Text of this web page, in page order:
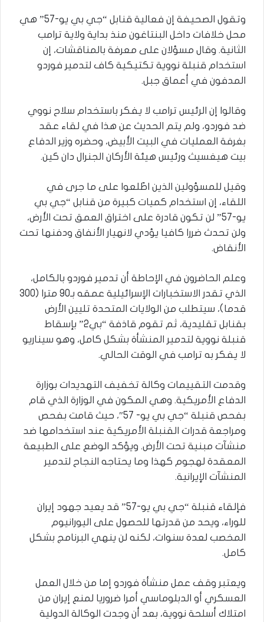
وتقول الصحيفة إن فعالية قنابل “جي بي يو-57” هي
محل خلافات داخل البنتاغون منذ بداية ولاية ترامب
الثانية. وقال مسؤلان على معرفة بالمناقشات، إن
استخدام قنبلة نووية تكتيكية كاف لتدمير فوردو
المدفون في أعماق جبل.
وقالوا إن الرئيس ترامب لا يفكر باستخدام سلاح نووي
ضد فوردو، ولم يتم الحديث عن هذا في لقاء عقد
بغرفة العمليات في البيت الأبيض، وحضره وزير الدفاع
بيت هيغسيث ورئيس هيئة الأركان الجنرال دان كين.
وقيل للمسؤولين الذين اطّلعوا على ما جرى في
اللقاء، إن استخدام كميات كبيرة من قنابل “جي بي
يو-57” لن تكون قادرة على اختراق العمق تحت الأرض،
ولن تحدث ضررا كافيا يؤدي لانهيار الأنفاق ودفنها تحت
الأنقاض.
وعلم الحاضرون في الإحاطة أن تدمير فوردو بالكامل،
الذي تقدر الاستخبارات الإسرائيلية عمقه بـ90 مترا (300
قدما)، سيتطلب من الولايات المتحدة تليين الأرض
بقنابل تقليدية، ثم تقوم قاذفة “بي2” بإسقاط
قنبلة نووية لتدمير المنشأة بشكل كامل، وهو سيناريو
لا يفكر به ترامب في الوقت الحالي.
وقدمت التقييمات وكالة تخفيف التهديدات بوزارة
الدفاع الأمريكية. وهي المكون في الوزارة الذي قام
بفحص قنبلة “جي بي يو- 57″، حيث قامت بفحص
ومراجعة قدرات القنبلة الأمريكية عند استخدامها ضد
منشآت مبنية تحت الأرض. ويؤكد الوضع على الطبيعة
المعقدة لهجوم كهذا وما يحتاجه النجاح لتدمير
المنشآت الإيرانية.
فإلقاء قنبلة “جي بي يو-57” قد يعيد جهود إيران
للوراء، ويحد من قدرتها للحصول على اليورانيوم
المخصب لعدة سنوات، لكنه لن ينهي البرنامج بشكل
كامل.
ويعتبر وقف عمل منشأة فوردو إما من خلال العمل
العسكري أو الدبلوماسي أمرا ضروريا لمنع إيران من
امتلاك أسلحة نووية، بعد أن وجدت الوكالة الدولية